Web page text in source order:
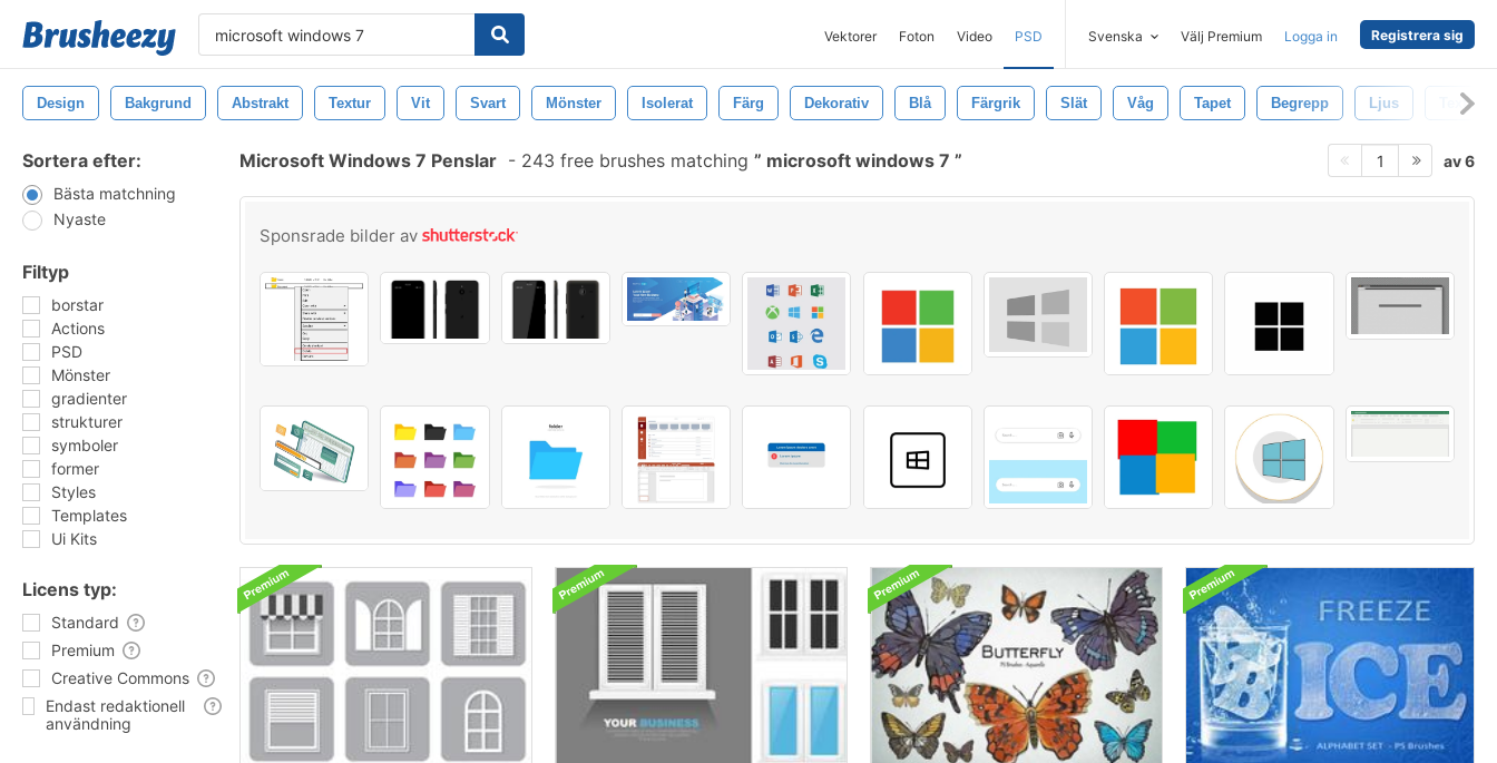
Vektorer Foton Video PSD Svenska Välj Premium Logga in Registrera sig
Design Bakgrund Abstrakt Textur Vit Svart Mönster Isolerat Färg Dekorativ Blå Färgrik Slät Våg Tapet Begrepp Ljus
Sortera efter:
Bästa matchning
Nyaste
Filtyp
borstar
Actions
PSD
Mönster
gradienter
strukturer
symboler
former
Styles
Templates
Ui Kits
Licens typ:
Standard
Premium
Creative Commons
Endast redaktionell
användning
Microsoft Windows 7 Penslar - 243 free brushes matching microsoft windows 7 1 av 6
Sponsrade bilder av